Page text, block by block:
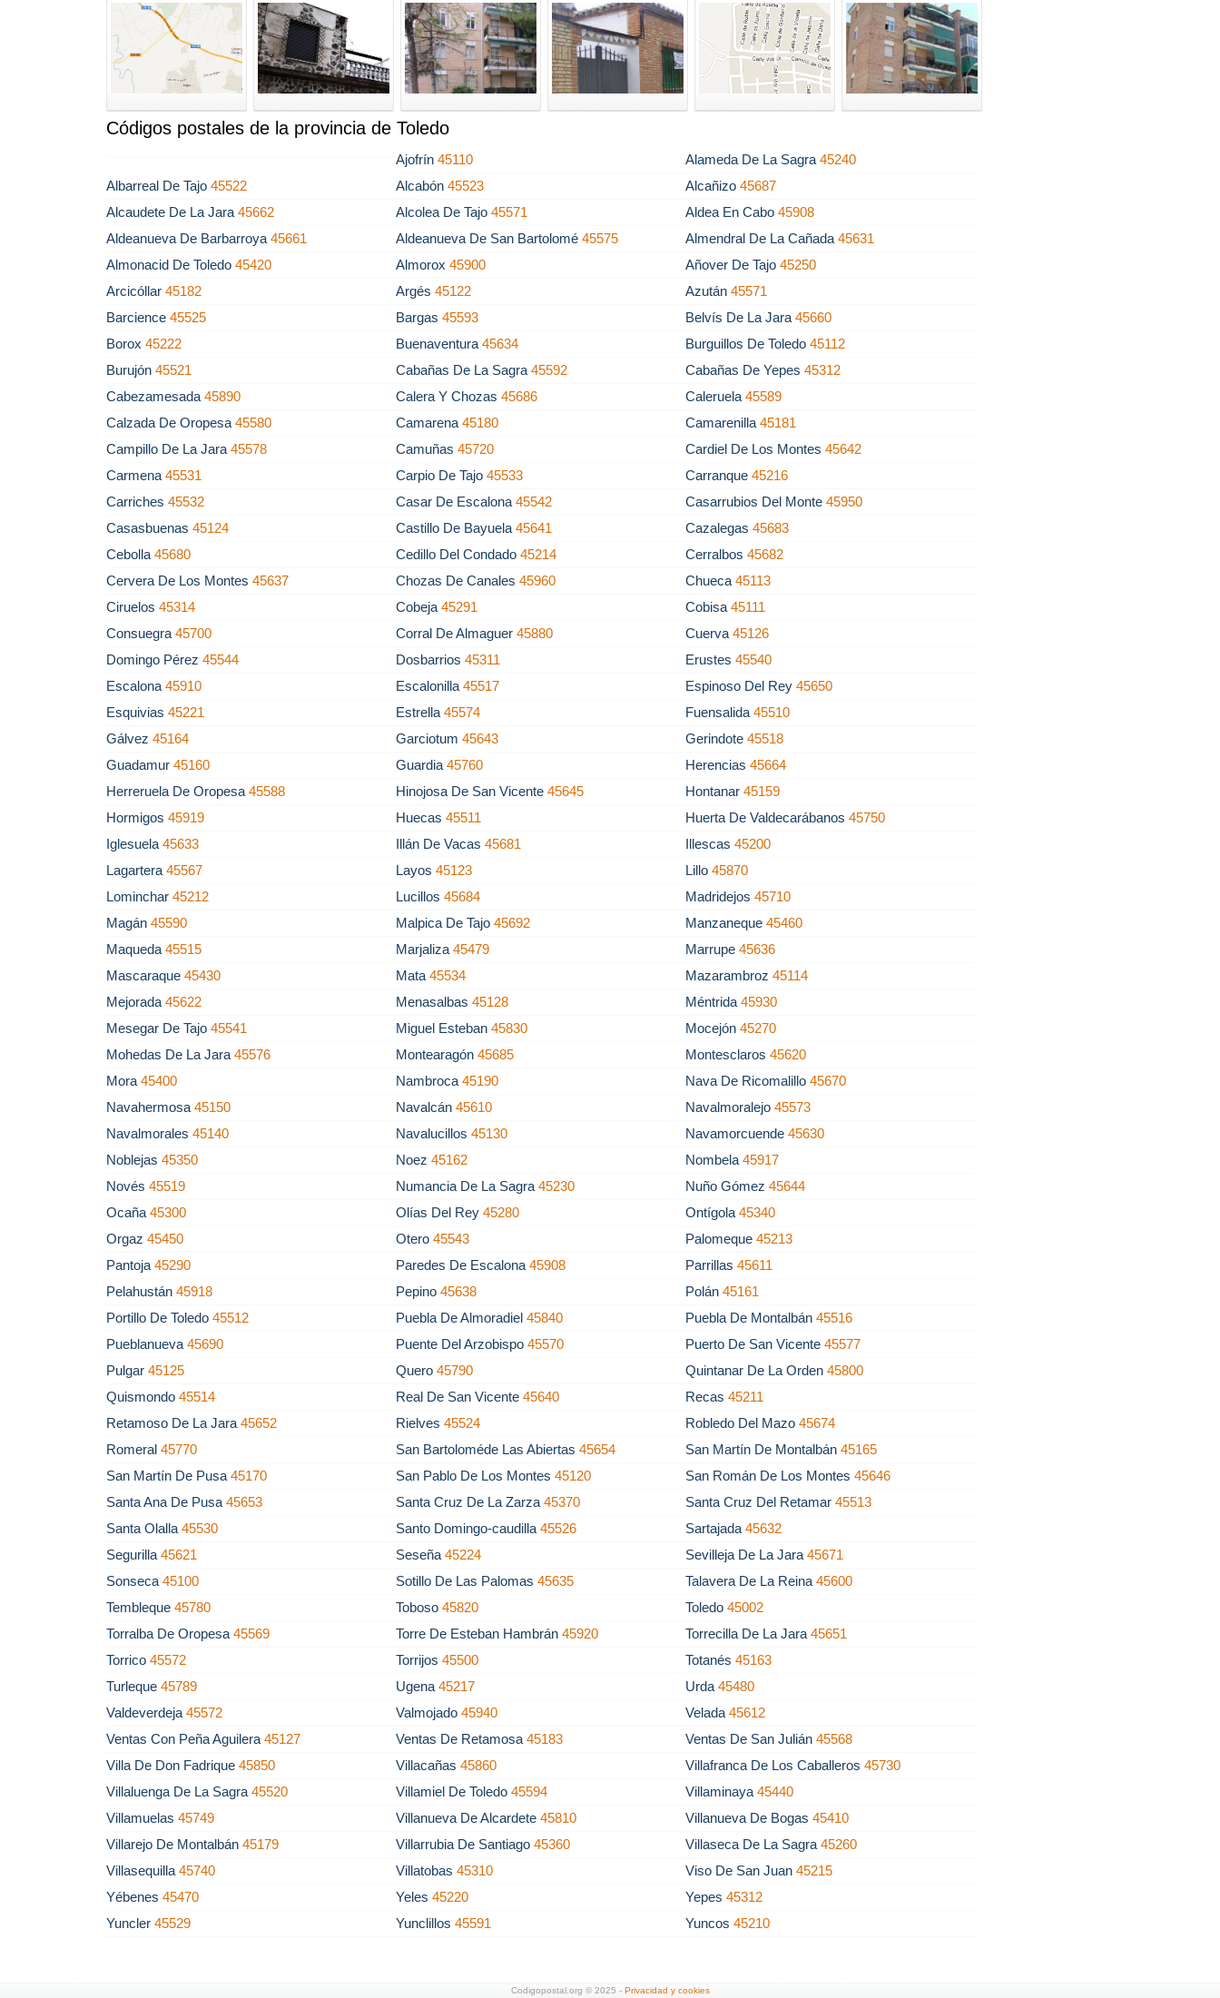
Códigos postales de la provincia de Toledo
Ajofrín45110 Alameda De La Sagra45240
Albarreal De Tajo 45522 Alcabón45523 Alcañizo45687
Alcaudete De La Jara 45662 Alcolea De Tajo45571 Aldea En Cabo45908
Aldeanueva De Barbarroya 45661 Aldeanueva De San Bartolomé45575 Almendral De La Cañada45631
Almonacid De Toledo 45420 Almorox45900 Añover De Tajo45250
Arcicóllar 45182 Argés45122 Azután45571
Barcience 45525 Bargas45593 Belvís De La Jara45660
Borox 45222 Buenaventura45634 Burguillos De Toledo45112
Burujón 45521 Cabañas De La Sagra45592 Cabañas De Yepes45312
Cabezamesada 45890 Calera Y Chozas45686 Caleruela45589
Calzada De Oropesa 45580 Camarena45180 Camarenilla45181
Campillo De La Jara 45578 Camuñas45720 Cardiel De Los Montes45642
Carmena 45531 Carpio De Tajo45533 Carranque45216
Carriches 45532 Casar De Escalona45542 Casarrubios Del Monte45950
Casasbuenas 45124 Castillo De Bayuela45641 Cazalegas45683
Cebolla 45680 Cedillo Del Condado45214 Cerralbos45682
Cervera De Los Montes 45637 Chozas De Canales45960 Chueca45113
Ciruelos 45314 Cobeja45291 Cobisa45111
Consuegra 45700 Corral De Almaguer45880 Cuerva45126
Domingo Pérez 45544 Dosbarrios45311 Erustes45540
Escalona 45910 Escalonilla45517 Espinoso Del Rey45650
Esquivias 45221 Estrella45574 Fuensalida45510
Gálvez 45164 Garciotum45643 Gerindote45518
Guadamur 45160 Guardia45760 Herencias45664
Herreruela De Oropesa 45588 Hinojosa De San Vicente45645 Hontanar45159
Hormigos 45919 Huecas45511 Huerta De Valdecarábanos45750
Iglesuela 45633 Illán De Vacas45681 Illescas45200
Lagartera 45567 Layos45123 Lillo45870
Lominchar 45212 Lucillos45684 Madridejos45710
Magán 45590 Malpica De Tajo45692 Manzaneque45460
Maqueda 45515 Marjaliza45479 Marrupe45636
Mascaraque 45430 Mata45534 Mazarambroz45114
Mejorada 45622 Menasalbas45128 Méntrida45930
Mesegar De Tajo 45541 Miguel Esteban45830 Mocejón45270
Mohedas De La Jara 45576 Montearagón45685 Montesclaros45620
Mora 45400 Nambroca45190 Nava De Ricomalillo45670
Navahermosa 45150 Navalcán45610 Navalmoralejo45573
Navalmorales 45140 Navalucillos45130 Navamorcuende45630
Noblejas 45350 Noez45162 Nombela45917
Novés 45519 Numancia De La Sagra45230 Nuño Gómez45644
Ocaña 45300 Olías Del Rey45280 Ontígola45340
Orgaz 45450 Otero45543 Palomeque45213
Pantoja 45290 Paredes De Escalona45908 Parrillas45611
Pelahustán 45918 Pepino45638 Polán45161
Portillo De Toledo 45512 Puebla De Almoradiel45840 Puebla De Montalbán45516
Pueblanueva 45690 Puente Del Arzobispo45570 Puerto De San Vicente45577
Pulgar 45125 Quero45790 Quintanar De La Orden45800
Quismondo 45514 Real De San Vicente45640 Recas45211
Retamoso De La Jara 45652 Rielves45524 Robledo Del Mazo45674
Romeral 45770 San Bartoloméde Las Abiertas45654 San Martín De Montalbán45165
San Martín De Pusa 45170 San Pablo De Los Montes45120 San Román De Los Montes45646
Santa Ana De Pusa 45653 Santa Cruz De La Zarza45370 Santa Cruz Del Retamar45513
Santa Olalla 45530 Santo Domingo-caudilla45526 Sartajada45632
Segurilla 45621 Seseña45224 Sevilleja De La Jara45671
Sonseca 45100 Sotillo De Las Palomas45635 Talavera De La Reina45600
Tembleque 45780 Toboso45820 Toledo45002
Torralba De Oropesa 45569 Torre De Esteban Hambrán45920 Torrecilla De La Jara45651
Torrico 45572 Torrijos45500 Totanés45163
Turleque 45789 Ugena45217 Urda45480
Valdeverdeja 45572 Valmojado45940 Velada45612
Ventas Con Peña Aguilera 45127 Ventas De Retamosa45183 Ventas De San Julián45568
Villa De Don Fadrique 45850 Villacañas45860 Villafranca De Los Caballeros45730
Villaluenga De La Sagra 45520 Villamiel De Toledo45594 Villaminaya45440
Villamuelas 45749 Villanueva De Alcardete45810 Villanueva De Bogas45410
Villarejo De Montalbán 45179 Villarrubia De Santiago45360 Villaseca De La Sagra45260
Villasequilla 45740 Villatobas45310 Viso De San Juan45215
Yébenes 45470 Yeles45220 Yepes45312
Yuncler 45529 Yunclillos45591 Yuncos45210
Codigopostal.org © 2025 - Privacidad y cookies